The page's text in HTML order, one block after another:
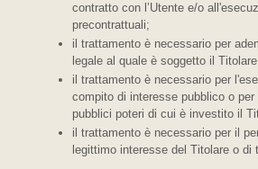
contratto con l’Utente e/o
precontrattuali;
il trattamento è necessario per
legale al quale è soggetto il
il trattamento è necessario per
compito di interesse pubblico o per
pubblici poteri di cui è investito il
il trattamento è necessario per il
legittimo interesse del Titolare o di